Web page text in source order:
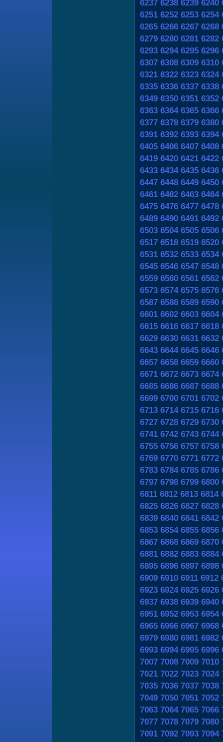
6237 6238 6239 6240
6251 6252 6253 6254
6265 6266 6267 6268
6279 6280 6281 6282
6293 6294 6295 6296
6307 6308 6309 6310
6321 6322 6323 6324
6335 6336 6337 6338
6349 6350 6351 6352
6363 6364 6365 6366
6377 6378 6379 6380
6391 6392 6393 6394
6405 6406 6407 6408
6419 6420 6421 6422
6433 6434 6435 6436
6447 6448 6449 6450
6461 6462 6463 6464
6475 6476 6477 6478
6489 6490 6491 6492
6503 6504 6505 6506
6517 6518 6519 6520
6531 6532 6533 6534
6545 6546 6547 6548
6559 6560 6561 6562
6573 6574 6575 6576
6587 6588 6589 6590
6601 6602 6603 6604
6615 6616 6617 6618
6629 6630 6631 6632
6643 6644 6645 6646
6657 6658 6659 6660
6671 6672 6673 6674
6685 6686 6687 6688
6699 6700 6701 6702
6713 6714 6715 6716
6727 6728 6729 6730
6741 6742 6743 6744
6755 6756 6757 6758
6769 6770 6771 6772
6783 6784 6785 6786
6797 6798 6799 6800
6811 6812 6813 6814
6825 6826 6827 6828
6839 6840 6841 6842
6853 6854 6855 6856
6867 6868 6869 6870
6881 6882 6883 6884
6895 6896 6897 6898
6909 6910 6911 6912
6923 6924 6925 6926
6937 6938 6939 6940
6951 6952 6953 6954
6965 6966 6967 6968
6979 6980 6981 6982
6993 6994 6995 6996
7007 7008 7009 7010
7021 7022 7023 7024
7035 7036 7037 7038
7049 7050 7051 7052
7063 7064 7065 7066
7077 7078 7079 7080
7091 7092 7093 7094